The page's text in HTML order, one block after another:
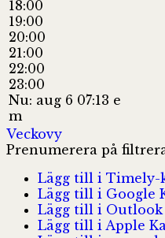
18:00
19:00
20:00
21:00
22:00
23:00
Nu: aug 6 07:13 e
m
Veckovy
Prenumerera på
Lägg till i Timely-
Lägg till i Google
Lägg till i Outlook
Lägg till i Apple